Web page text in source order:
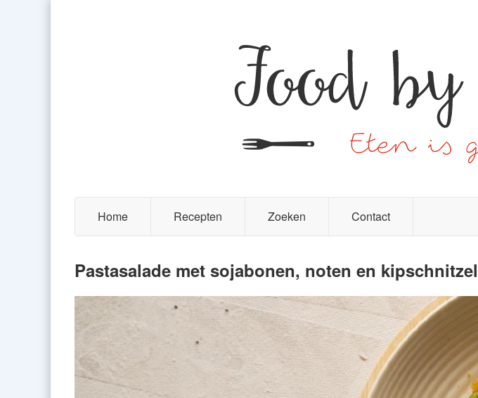
Home Recepten Zoeken Contact
Pastasalade met sojabonen, noten en kipschnitzel